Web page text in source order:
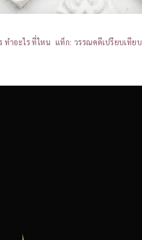
ทำอะไร ที่ไหน แท็ก: วรรณคดีเปรียบเทียบ